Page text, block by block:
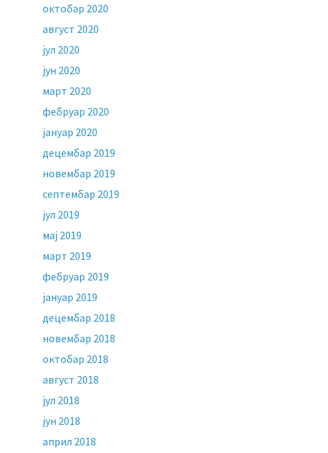
октобар 2020
август 2020
јул 2020
јун 2020
март 2020
фебруар 2020
јануар 2020
децембар 2019
новембар 2019
септембар 2019
јул 2019
мај 2019
март 2019
фебруар 2019
јануар 2019
децембар 2018
новембар 2018
октобар 2018
август 2018
јул 2018
јун 2018
април 2018